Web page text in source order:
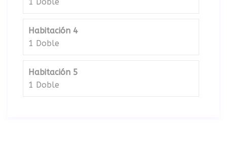
Habitación 4
1 Doble
Habitación 5
1 Doble